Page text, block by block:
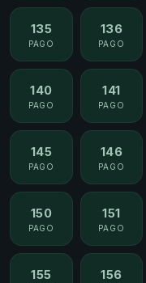
135
PAGO
136
PAGO
140
PAGO
141
PAGO
145
PAGO
146
PAGO
150
PAGO
151
PAGO
155 156